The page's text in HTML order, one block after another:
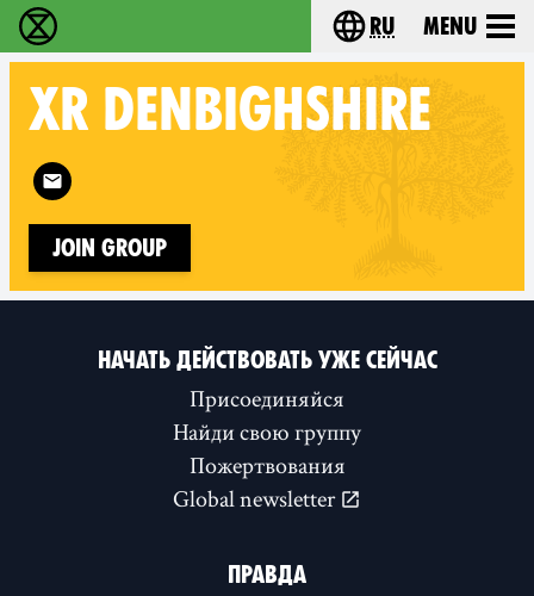
Extinction Rebellion - Home Choose your
ru Menu
XR DENBIGHSHIRE
Follow XR Denbighshire on
Join Group
НАЧАТЬ ДЕЙСТВОВАТЬ УЖЕ СЕЙЧАС
Присоединяйся
Найди свою группу
Пожертвования
Global newsletter
ПРАВДА